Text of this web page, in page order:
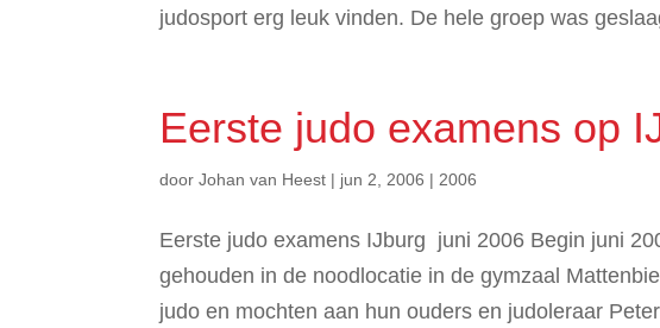
judosport erg leuk vinden. De hele groep was
Eerste judo examens op
doorJohan van Heest | jun 2, 2006 |2006
Eerste judo examens IJburg juni 2006 Begin juni
gehouden in de noodlocatie in de gymzaal
judo en mochten aan hun ouders en judoleraar